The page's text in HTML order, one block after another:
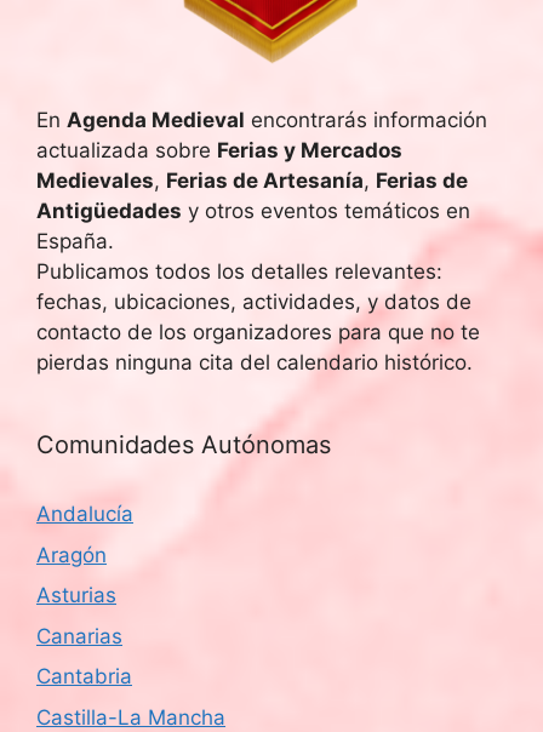
En Agenda Medieval encontrarás información
actualizada sobre Ferias y Mercados
Medievales, Ferias de Artesanía, Ferias de
Antigüedades y otros eventos temáticos en
España.
Publicamos todos los detalles relevantes:
fechas, ubicaciones, actividades, y datos de
contacto de los organizadores para que no te
pierdas ninguna cita del calendario histórico.
Comunidades Autónomas
Andalucía
Aragón
Asturias
Canarias
Cantabria
Castilla-La Mancha